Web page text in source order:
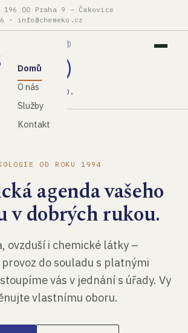
00 Praha 9 – Čakovice
· info@chemeko.cz
SPOL. S R.O.
Domů
O nás
Služby
Kontakt
OD ROKU 1994
agenda vašeho
v dobrých rukou.
ovzduší i chemické látky –
provoz do souladu s platnými
vás v jednání s úřady. Vy
vlastnímu oboru.